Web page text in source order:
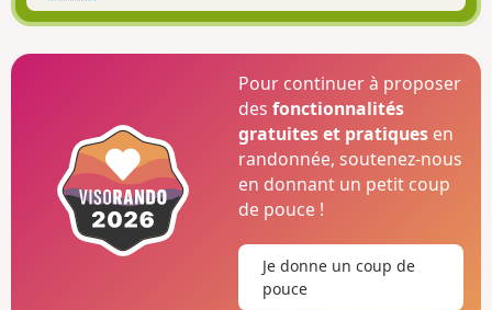
Pour continuer à proposer
desfonctionnalités
gratuites et pratiques en
randonnée, soutenez-nous
en donnant un petit coup
de pouce !
Je donne un coup de
pouce